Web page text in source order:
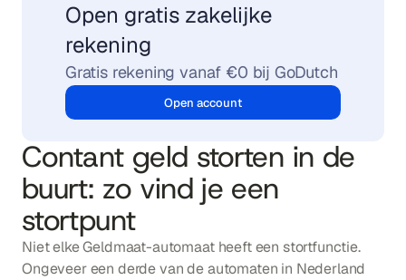
Open gratis zakelijke
rekening
Gratis rekening vanaf €0 bij GoDutch
Open account
Contant geld storten in de
buurt: zo vind je een
stortpunt
Niet elke Geldmaat-automaat heeft een stortfunctie.
Ongeveer een derde van de automaten in Nederland